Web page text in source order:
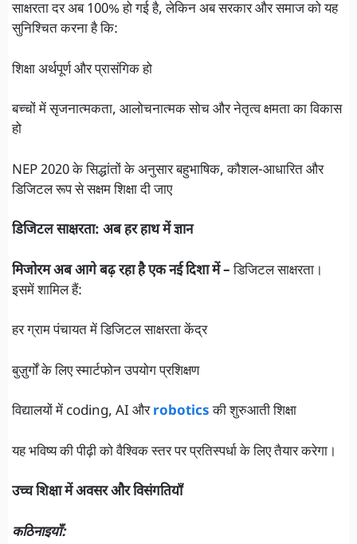
साक्षरता दर अब 100% हो गई है, लेकिन अब सरकार और समाज को यह
सुनिश्चित करना है कि:
शिक्षा अर्थपूर्ण और प्रासंगिक हो
बच्चों में सृजनात्मकता, आलोचनात्मक सोच और नेतृत्व क्षमता का विकास
हो
NEP 2020 के सिद्धांतों के अनुसार बहुभाषिक, कौशल-आधारित और
डिजिटल रूप से सक्षम शिक्षा दी जाए
डिजिटल साक्षरता: अब हर हाथ में ज्ञान
मिजोरम अब आगे बढ़ रहा है एक नई दिशा में –डिजिटल साक्षरता।
इसमें शामिल हैं:
हर ग्राम पंचायत में डिजिटल साक्षरता केंद्र
बुज़ुर्गों के लिए स्मार्टफोन उपयोग प्रशिक्षण
विद्यालयों में coding, AI औरrobotics की शुरुआती शिक्षा
यह भविष्य की पीढ़ी को वैश्विक स्तर पर प्रतिस्पर्धा के लिए तैयार करेगा।
उच्च शिक्षा में अवसर और विसंगतियाँ
कठिनाइयाँ: